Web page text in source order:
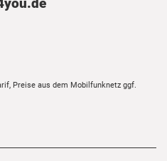
Preise aus dem Mobilfunknetz ggf.